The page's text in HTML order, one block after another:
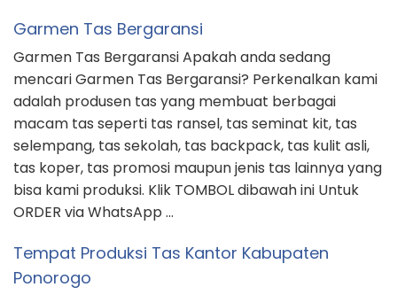
Garmen Tas Bergaransi
Garmen Tas Bergaransi Apakah anda sedang
mencari Garmen Tas Bergaransi? Perkenalkan kami
adalah produsen tas yang membuat berbagai
macam tas seperti tas ransel, tas seminat kit, tas
selempang, tas sekolah, tas backpack, tas kulit asli,
tas koper, tas promosi maupun jenis tas lainnya yang
bisa kami produksi. Klik TOMBOL dibawah ini Untuk
ORDER via WhatsApp …
Tempat Produksi Tas Kantor Kabupaten
Ponorogo